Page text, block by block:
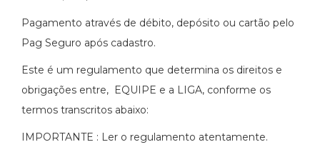
Pagamento através de débito, depósito ou cartão pelo
Pag Seguro após cadastro.
Este é um regulamento que determina os direitos e
obrigações entre, EQUIPE e a LIGA, conforme os
termos transcritos abaixo:
IMPORTANTE : Ler o regulamento atentamente.